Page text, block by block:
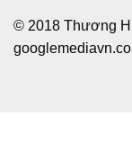
© 2018 Thương